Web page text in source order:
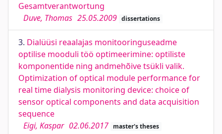
Gesamtverantwortung
Duve, Thomas 25.05.2009 dissertations
3. Dialüüsi reaalajas monitooringuseadme
optilise mooduli töö optimeerimine: optiliste
komponentide ning andmehõive tsükli valik.
Optimization of optical module performance for
real time dialysis monitoring device: choice of
sensor optical components and data acquisition
sequence
Eigi, Kaspar 02.06.2017 master's theses